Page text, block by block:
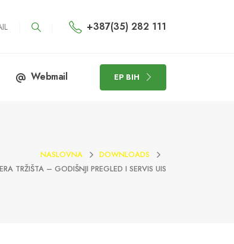
+387(35) 282 111
Webmail EP BIH
NASLOVNA
DOWNLOADS
TRŽIŠTA – GODIŠNJI PREGLED I SERVIS UIS